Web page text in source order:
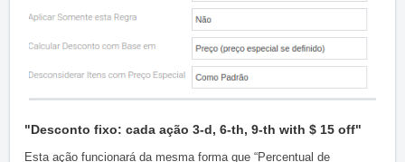
"Desconto fixo: cada ação 3-d, 6-th, 9-th with $ 15 off"
Esta ação funcionará da mesma forma que “Percentual de